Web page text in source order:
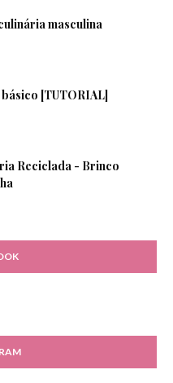
masculina
[TUTORIAL]
Reciclada - Brinco